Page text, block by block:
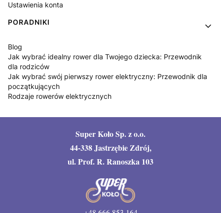
Ustawienia konta
PORADNIKI
Blog
Jak wybrać idealny rower dla Twojego dziecka: Przewodnik
dla rodziców
Jak wybrać swój pierwszy rower elektryczny: Przewodnik dla
początkujących
Rodzaje rowerów elektrycznych
Super Koło Sp. z o.o.
44-338 Jastrzębie Zdrój,
ul. Prof. R. Ranoszka 103